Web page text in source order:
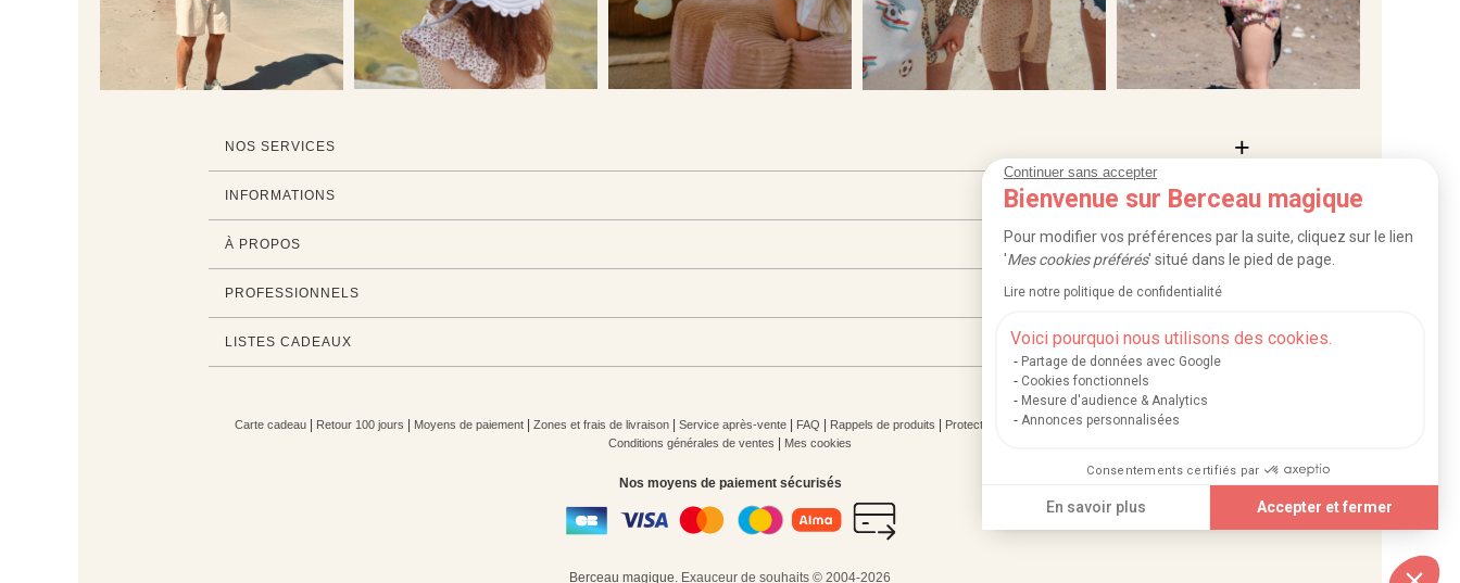
Continuer sans accepter
Bienvenue sur Berceau magique
Pour modifier vos préférences par la suite, cliquez sur le lien
'Mes cookies préférés' situé dans le pied de page.
Lire notre politique de confidentialité
Voici pourquoi nous utilisons des cookies.
Partage de données avec Google
Cookies fonctionnels
Mesure d'audience & Analytics
Annonces personnalisées
Consentements certifiés par
En savoir plus Accepter et fermer
Notre plateforme vous permet d'adapter et de gérer vos paramètres de
NOS SERVICES
INFORMATIONS
À PROPOS
PROFESSIONNELS
LISTES CADEAUX
Carte cadeau| Retour 100 jours Moyens de paiement| Zones et frais de livraison| Service après-vente| FAQ Rappels de produits Protection des données|Mentions légales et crédits
Conditions générales de ventes Mes cookies
Nos moyens de paiement sécurisés
Berceau magique. Exauceur de souhaits © 2004-2026